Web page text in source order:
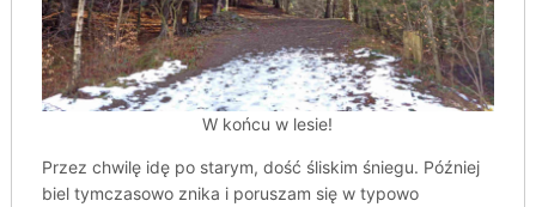
W końcu w lesie!
Przez chwilę idę po starym, dość śliskim śniegu. Później
biel tymczasowo znika i poruszam się w typowo